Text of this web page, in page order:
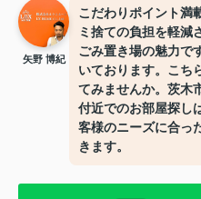
矢野 博紀
こだわりポイント満
ミ捨ての負担を軽減
ごみ置き場の魅力で
いております。こち
てみませんか。茨木
付近でのお部屋探し
客様のニーズに合っ
きます。